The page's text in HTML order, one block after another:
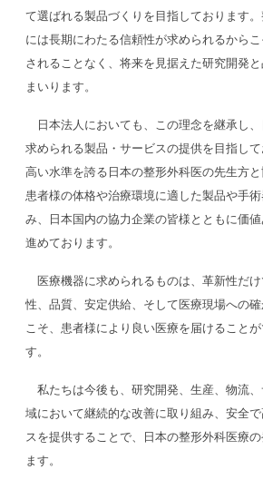
て選ばれる製品づくりを目指しております
には長期にわたる信頼性が求められるから
されることなく、将来を見据えた研究開発
まいります。
日本法人においても、この理念を継承し
求められる製品・サービスの提供を目指し
高い水準を誇る日本の整形外科医の先生方
患者様の体格や治療環境に適した製品や手
み、日本国内の協力企業の皆様とともに価
進めております。
医療機器に求められるものは、革新性だ
性、品質、安定供給、そして医療現場への
こそ、患者様により良い医療を届けること
す。
私たちは今後も、研究開発、生産、物流
域において継続的な改善に取り組み、安全
スを提供することで、日本の整形外科医療
ます。